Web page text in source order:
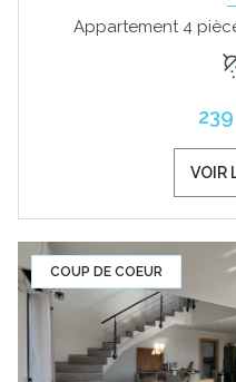
VOIR
COUP DE COEUR